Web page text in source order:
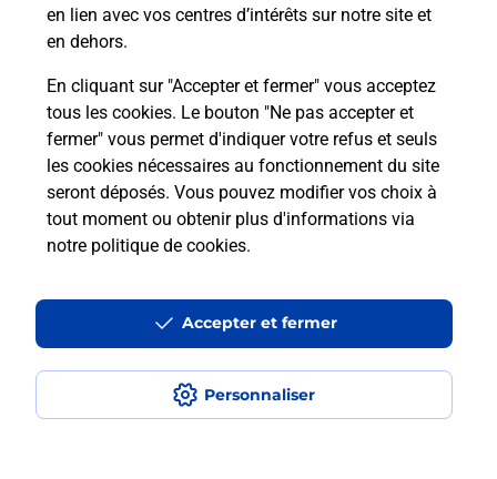
en lien avec vos centres d’intérêts sur notre site et
en dehors.
En cliquant sur "Accepter et fermer" vous acceptez
tous les cookies. Le bouton "Ne pas accepter et
fermer" vous permet d'indiquer votre refus et seuls
les cookies nécessaires au fonctionnement du site
seront déposés. Vous pouvez modifier vos choix à
tout moment ou obtenir plus d'informations via
notre politique de cookies.
Personnaliser
Accepter et fermer
ASNIERES SUR SEINE
CONSIGNE PICKUP METRO COURTILLES
Accessibilité : partiellement conforme
Conditions contractuelles
Mentions légales